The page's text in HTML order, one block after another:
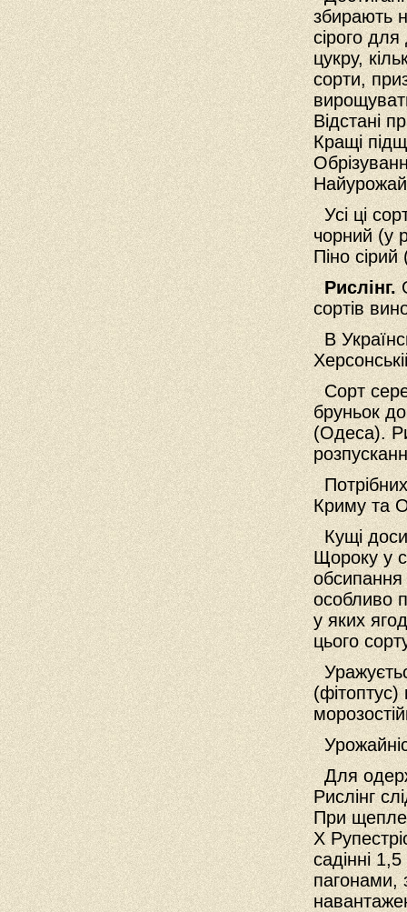
збирають
сірого
цукру,
сорти,
Відстані
Кращі
Усі ці
чорний (у
Піно
Рислінг.
сортів
В
Сорт
бруньок до
(Одеса).
Криму та
Кущі
Щороку у
обсипання
особливо
у яких
цього
Для
Рислінг
При
X
садінні 1,5
пагонами,